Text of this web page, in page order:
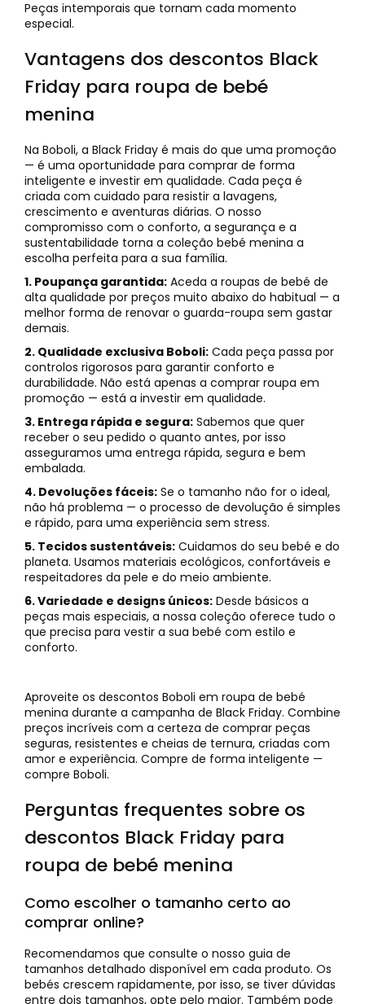
Peças intemporais que tornam cada momento
especial.
Vantagens dos descontos Black
Friday para roupa de bebé
menina
Na Boboli, a Black Friday é mais do que uma promoção
— é uma oportunidade para comprar de forma
inteligente e investir em qualidade. Cada peça é
criada com cuidado para resistir a lavagens,
crescimento e aventuras diárias. O nosso
compromisso com o conforto, a segurança e a
sustentabilidade torna a coleção bebé menina a
escolha perfeita para a sua família.
1. Poupança garantida: Aceda a roupas de bebé de
alta qualidade por preços muito abaixo do habitual — a
melhor forma de renovar o guarda-roupa sem gastar
demais.
2. Qualidade exclusiva Boboli: Cada peça passa por
controlos rigorosos para garantir conforto e
durabilidade. Não está apenas a comprar roupa em
promoção — está a investir em qualidade.
3. Entrega rápida e segura: Sabemos que quer
receber o seu pedido o quanto antes, por isso
asseguramos uma entrega rápida, segura e bem
embalada.
4. Devoluções fáceis: Se o tamanho não for o ideal,
não há problema — o processo de devolução é simples
e rápido, para uma experiência sem stress.
5. Tecidos sustentáveis: Cuidamos do seu bebé e do
planeta. Usamos materiais ecológicos, confortáveis e
respeitadores da pele e do meio ambiente.
6. Variedade e designs únicos: Desde básicos a
peças mais especiais, a nossa coleção oferece tudo o
que precisa para vestir a sua bebé com estilo e
conforto.
Aproveite os descontos Boboli em roupa de bebé
menina durante a campanha de Black Friday. Combine
preços incríveis com a certeza de comprar peças
seguras, resistentes e cheias de ternura, criadas com
amor e experiência. Compre de forma inteligente —
compre Boboli.
Perguntas frequentes sobre os
descontos Black Friday para
roupa de bebé menina
Como escolher o tamanho certo ao
comprar online?
Recomendamos que consulte o nosso guia de
tamanhos detalhado disponível em cada produto. Os
bebés crescem rapidamente, por isso, se tiver dúvidas
entre dois tamanhos, opte pelo maior. Também pode